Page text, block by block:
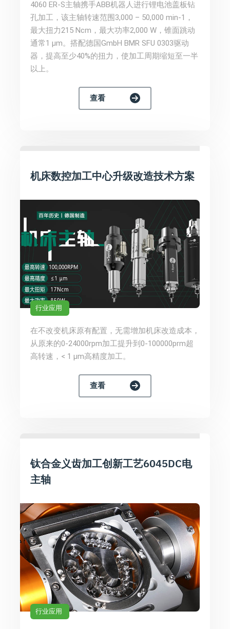
4060 ER-S主轴携手ABB机器人进行锂电池盖板钻
孔加工，该主轴转速范围3,000 – 50,000 min-1，
最大扭力215 Ncm，最大功率2,000 W，锥面跳动
通常1 µm。搭配德国GmbH BMR SFU 0303驱动
器，提高至少40%的扭力，使加工周期缩短至一半
以上。
查看
机床数控加工中心升级改造技术方案
行业应用
在不改变机床原有配置，无需增加机床改造成本，
从原来的0-24000rpm加工提升到0-100000prm超
高转速，< 1 µm高精度加工。
查看
钛合金义齿加工创新工艺6045DC电
主轴
行业应用